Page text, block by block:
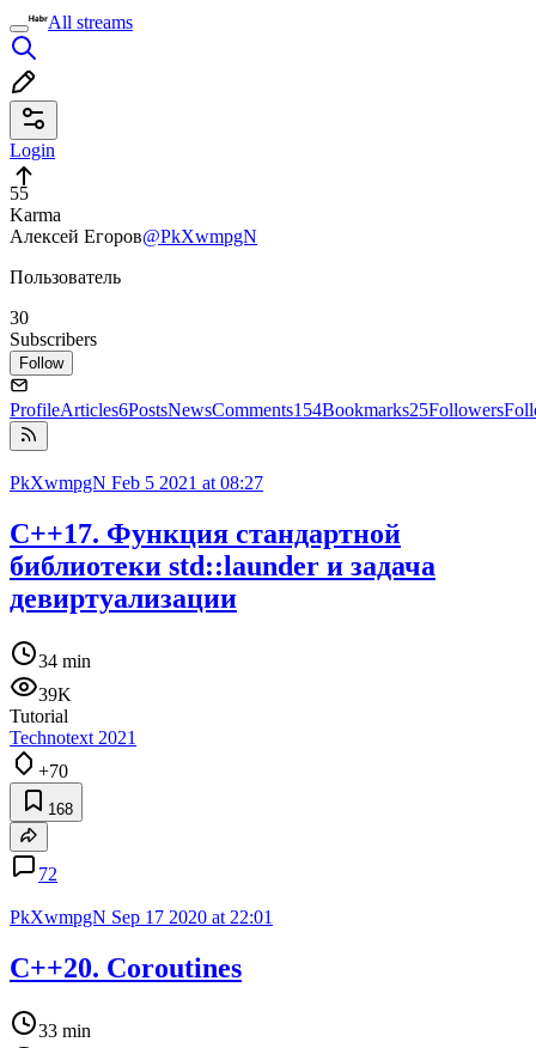
All streams
Login
55
Karma
Алексей Егоров@PkXwmpgN
Пользователь
30
Subscribers
Follow
ProfileArticles6PostsNewsComments154Bookmarks25Followers
PkXwmpgN Feb 5 2021 at 08:27
C++17. Функция стандартной
библиотеки std::launder и задача
девиртуализации
34 min
39K
Tutorial
Technotext 2021
+70
168
72
PkXwmpgN Sep 17 2020 at 22:01
C++20. Coroutines
33 min